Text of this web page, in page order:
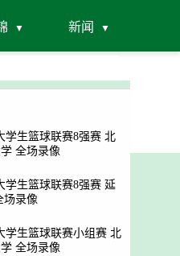
新闻
学生篮球联赛8强赛 北
全场录像
学生篮球联赛8强赛 延
场录像
学生篮球联赛小组赛 北
全场录像